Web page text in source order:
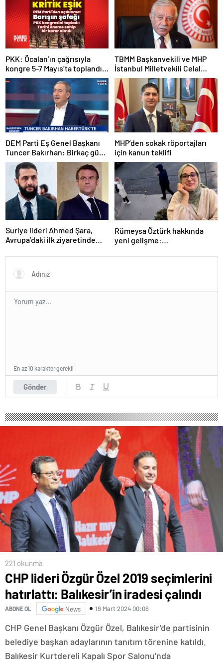
PKK: Öcalan’ın çağrısıyla
kongre 5-7 Mayıs’ta toplandı!
Tarihi bir karar alındı!
TBMM Başkanvekili ve MHP
İstanbul Milletvekili Celal
Adan: Kan ve kin devri
kapanmıştır
DEM Parti Eş Genel Başkanı
Tuncer Bakırhan: Birkaç gün
içerisinde kongre kararları
açıklanacak
MHP’den sokak röportajları
için kanun teklifi
Suriye lideri Ahmed Şara,
Avrupa’daki ilk ziyaretinde
Rümeysa Öztürk hakkında
yeni gelişme:
geciktirilmemesini istedi
Gönder
En az 10 karakter gerekli
221 okunma
CHP lideri Özgür Özel 2019 seçimlerini
hatırlattı: Balıkesir’in iradesi çalındı
ABONE OL News 19 Mart 2024 00:06
CHP Genel Başkanı Özgür Özel, Balıkesir’de partisinin
belediye başkan adaylarının tanıtım törenine katıldı.
Balıkesir Kurtdereli Kapalı Spor Salonu’nda